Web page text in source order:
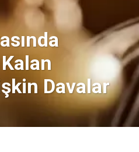
Davalar